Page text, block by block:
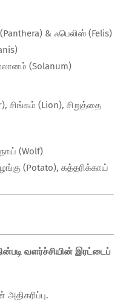
& ஃபெலிஸ் (Felis)
(Solanum)
சிங்கம் (Lion), சிறுத்தை
(Wolf)
(Potato), கத்தரிக்காய்
வளர்ச்சியின் இரட்டைப்
அதிகரிப்பு.